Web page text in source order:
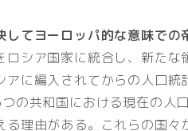
してヨーロッパ的な意味での
ロシア国家に統合し、新た
アに編入されてからの人口
の共和国における現在の人
る理由がある。これらの国